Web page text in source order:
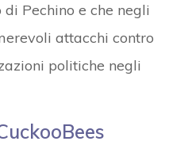
Pechino e che negli
attacchi contro
politiche negli